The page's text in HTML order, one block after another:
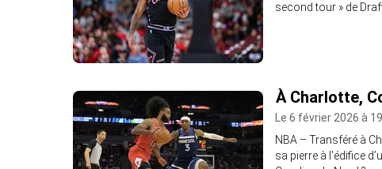
second tour » de
À Charlotte,
Le 6 février 2026 à
NBA – Transféré à
sa pierre à l’édifice